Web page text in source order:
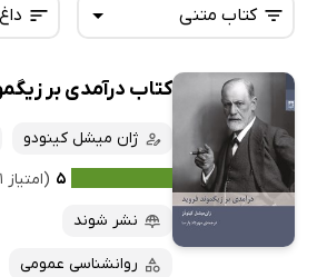
تازه‌ها
ارزان
کتاب متنی
همه کتاب‌ها
کتاب‌های صوتی
کتاب‌های متنی
کتاب درآمدی بر
ژان میشل کینودو
۵ (امتیاز ۱ نفر)
نشر شوند
روانشناسی عمومی